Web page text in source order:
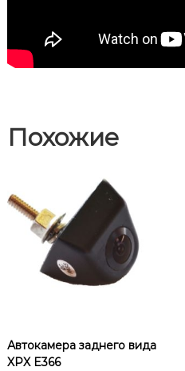
Похожие
Автокамера заднего вида
XPX E366